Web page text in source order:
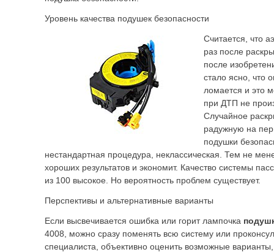
Уровень качества подушек безопасности
Считается, что
раз после
после
стало ясно, что
ломается и это
при ДТП не
Случайное
радужную на
подушки
нестандартная процедура, неклассическая. Тем не
хороших результатов и экономит. Качество системы
из 100 высокое. Но вероятность проблем существует.
Перспективы и альтернативные варианты
Если высвечивается ошибка или горит лампочка
4008, можно сразу поменять всю систему или
специалиста, объективно оценить возможные